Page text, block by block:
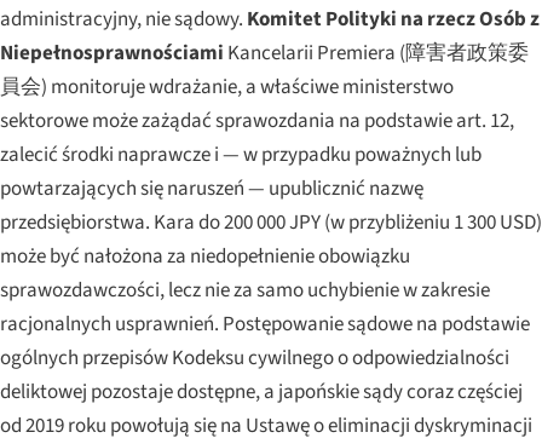
administracyjny, nie sądowy. Komitet Polityki na rzecz Osób z
Niepełnosprawnościami Kancelarii Premiera (障害者政策委
員会) monitoruje wdrażanie, a właściwe ministerstwo
sektorowe może zażądać sprawozdania na podstawie art. 12,
zalecić środki naprawcze i — w przypadku poważnych lub
powtarzających się naruszeń — upublicznić nazwę
przedsiębiorstwa. Kara do 200 000 JPY (w przybliżeniu 1 300 USD)
może być nałożona za niedopełnienie obowiązku
sprawozdawczości, lecz nie za samo uchybienie w zakresie
racjonalnych usprawnień. Postępowanie sądowe na podstawie
ogólnych przepisów Kodeksu cywilnego o odpowiedzialności
deliktowej pozostaje dostępne, a japońskie sądy coraz częściej
od 2019 roku powołują się na Ustawę o eliminacji dyskryminacji